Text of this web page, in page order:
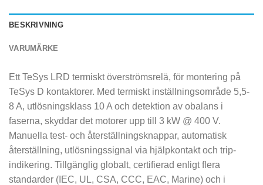
BESKRIVNING
VARUMÄRKE
Ett TeSys LRD termiskt överströmsrelä, för montering på
TeSys D kontaktorer. Med termiskt inställningsområde 5,5-
8 A, utlösningsklass 10 A och detektion av obalans i
faserna, skyddar det motorer upp till 3 kW @ 400 V.
Manuella test- och återställningsknappar, automatisk
återställning, utlösningssignal via hjälpkontakt och trip-
indikering. Tillgänglig globalt, certifierad enligt flera
standarder (IEC, UL, CSA, CCC, EAC, Marine) och i